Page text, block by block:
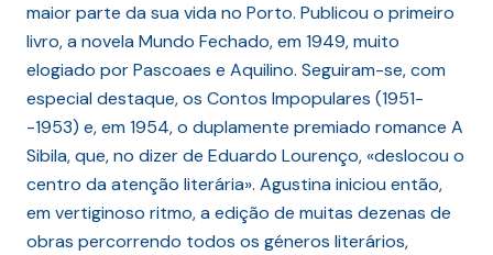
maior parte da sua vida no Porto. Publicou o primeiro
livro, a novela Mundo Fechado, em 1949, muito
elogiado por Pascoaes e Aquilino. Seguiram-se, com
especial destaque, os Contos Impopulares (1951-
-1953) e, em 1954, o duplamente premiado romance A
Sibila, que, no dizer de Eduardo Lourenço, «deslocou o
centro da atenção literária». Agustina iniciou então,
em vertiginoso ritmo, a edição de muitas dezenas de
obras percorrendo todos os géneros literários,